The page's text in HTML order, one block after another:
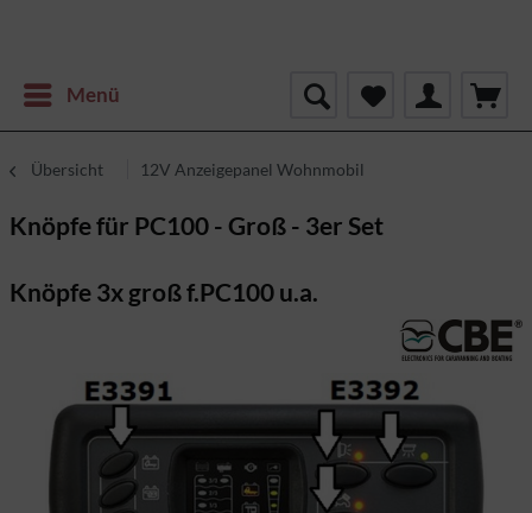
Menü
Übersicht 12V Anzeigepanel Wohnmobil
Knöpfe für PC100 - Groß - 3er Set
Knöpfe 3x groß f.PC100 u.a.